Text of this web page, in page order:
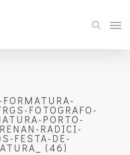
FOTOGRAFO-
PORTO-
RADICI-
FESTA-DE-
(46)